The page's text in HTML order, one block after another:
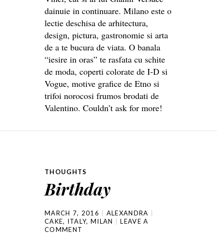
dainuie in continuare. Milano este o
lectie deschisa de arhitectura,
design, pictura, gastronomie si arta
de a te bucura de viata. O banala
“iesire in oras” te rasfata cu schite
de moda, coperti colorate de I-D si
Vogue, motive grafice de Etno si
trifoi norocosi frumos brodati de
Valentino. Couldn’t ask for more!
THOUGHTS
Birthday
MARCH 7, 2016
ALEXANDRA
CAKE, ITALY, MILAN
LEAVE A
COMMENT